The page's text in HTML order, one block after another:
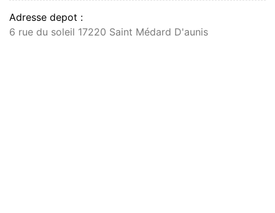
Adresse depot :
6 rue du soleil 17220 Saint Médard D'aunis